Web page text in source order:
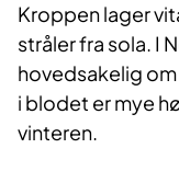
Kroppen lager
stråler fra sola. I
hovedsakelig
i blodet er mye
vinteren.